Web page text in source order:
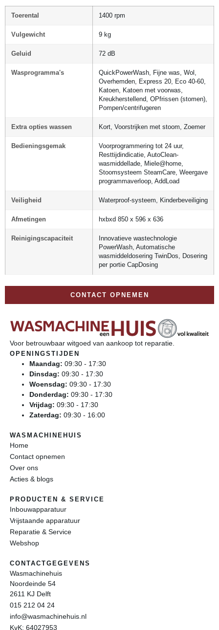
Toerental 1400 rpm
Vulgewicht 9 kg
Geluid 72 dB
Wasprogramma's
QuickPowerWash, Fijne was, Wol,
Overhemden, Express 20, Eco 40-60,
Katoen, Katoen met voorwas,
Kreukherstellend, OPfrissen (stomen),
Pompen/centrifugeren
Extra opties wassen Kort, Voorstrijken met stoom, Zoemer
Bedieningsgemak
Voorprogrammering tot 24 uur,
Resttijdindicatie, AutoClean-
wasmiddellade, Miele@home,
Stoomsysteem SteamCare, Weergave
programmaverloop, AddLoad
Veiligheid Waterproof-systeem, Kinderbeveiliging
Afmetingen hxbxd 850 x 596 x 636
Reinigingscapaciteit
Innovatieve wastechnologie
PowerWash, Automatische
wasmiddeldosering TwinDos, Dosering
per portie CapDosing
CONTACT OPNEMEN
Voor betrouwbaar witgoed van aankoop tot reparatie.
OPENINGSTIJDEN
Maandag: 09:30 - 17:30
Dinsdag: 09:30 - 17:30
Woensdag: 09:30 - 17:30
Donderdag: 09:30 - 17:30
Vrijdag: 09:30 - 17:30
Zaterdag: 09:30 - 16:00
WASMACHINEHUIS
Home
Contact opnemen
Over ons
Acties & blogs
PRODUCTEN & SERVICE
Inbouwapparatuur
Vrijstaande apparatuur
Reparatie & Service
Webshop
CONTACTGEGEVENS
Wasmachinehuis
Noordeinde 54
2611 KJ Delft
015 212 04 24
info@wasmachinehuis.nl
KvK: 64027953